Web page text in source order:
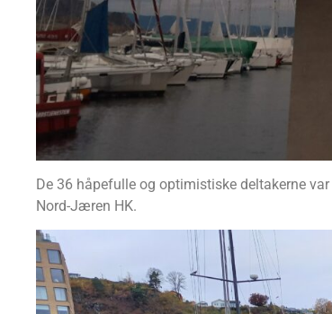
De 36 håpefulle og optimistiske deltakerne
Nord-Jæren HK.